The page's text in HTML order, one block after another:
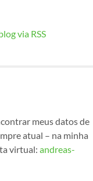
via RSS
meus datos de
atual – na minha
virtual: andreas-